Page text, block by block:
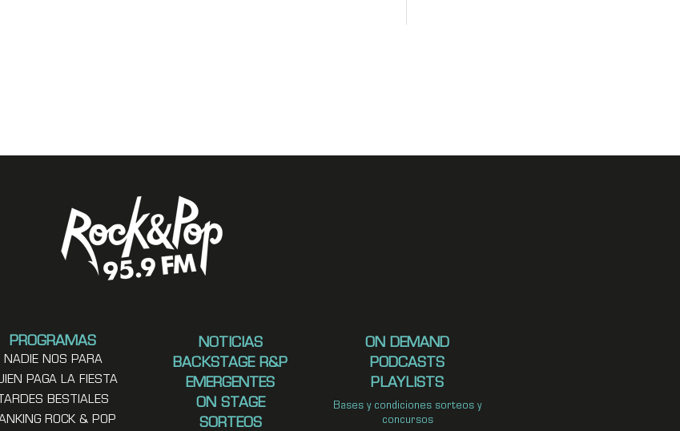
PROGRAMAS
NADIE NOS PARA
PAGA LA FIESTA
TARDES BESTIALES
ROCK & POP
NOTICIAS
BACKSTAGE R&P
EMERGENTES
ON STAGE
SORTEOS
ON DEMAND
PODCASTS
PLAYLISTS
Bases y condiciones sorteos y
concursos